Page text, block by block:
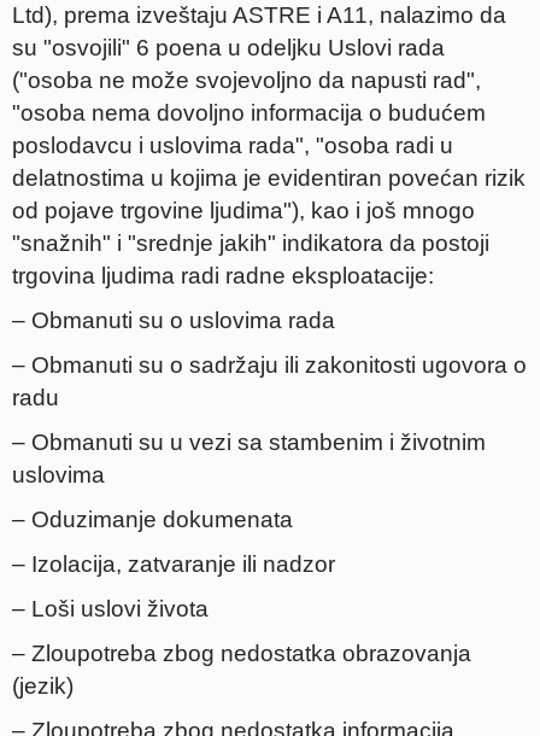
Ltd), prema izveštaju ASTRE i A11, nalazimo da
su "osvojili" 6 poena u odeljku Uslovi rada
("osoba ne može svojevoljno da napusti rad",
"osoba nema dovoljno informacija o budućem
poslodavcu i uslovima rada", "osoba radi u
delatnostima u kojima je evidentiran povećan rizik
od pojave trgovine ljudima"), kao i još mnogo
"snažnih" i "srednje jakih" indikatora da postoji
trgovina ljudima radi radne eksploatacije:
– Obmanuti su o uslovima rada
– Obmanuti su o sadržaju ili zakonitosti ugovora o
radu
– Obmanuti su u vezi sa stambenim i životnim
uslovima
– Oduzimanje dokumenata
– Izolacija, zatvaranje ili nadzor
– Loši uslovi života
– Zloupotreba zbog nedostatka obrazovanja
(jezik)